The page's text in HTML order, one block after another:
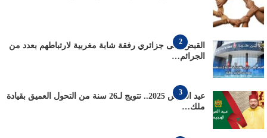
2
القبض على جزائري رفقة شابة مغربية لارتباطهم بعدد من
الجرائم…
3
عيد العرش 2025.. تتويج لـ26 سنة من التحول العميق بقيادة
ملك…